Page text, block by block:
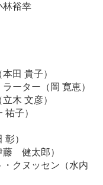
林裕幸
田 貴子）
ーター（岡 寛恵）
木 文彦）
子）
）
藤 健太郎）
クヌッセン（水内